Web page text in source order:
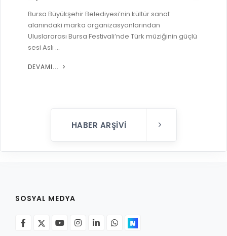
YÖNETMELIKLER / YÖNERGELER
KAMU HİZMET STANDARTLARI (KAHİS)
RUHSATLI HAFRİYAT ALANLARI
ŞİKAYET TAKİBİ (KURUMLAR)
MÜHENDİS, MİMAR VE SÜRVEYAN KAYITLARI (İLÇE
MÜHENDİS, MİMAR VE SÜRVEYAN KAYITLARI
GÜNLÜK KAZI ÇALIŞMALARI
TARIMSAL AMAÇLI METEOROLOJİ İSTASYON VERİLERİ
Bursa Büyükşehir Belediyesi’nin kültür sanat
alanındaki marka organizasyonlarından
Uluslararası Bursa Festivali’nde Türk müziğinin güçlü
sesi Aslı ...
DEVAMI...
HABER ARŞIVI
SOSYAL MEDYA